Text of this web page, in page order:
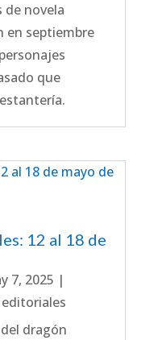
de novela
en septiembre
que
12 al 18 de
7, 2025 |
dragón